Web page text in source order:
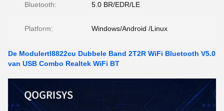
Bluetooth: 5.0 BR/EDR/LE
Platform: Windows/Android /Linux
De Modulertl8822cu Dubbele Band 2T2R WiFi Bluetooth V5.0
van USB Combo Realtek WiFi BT